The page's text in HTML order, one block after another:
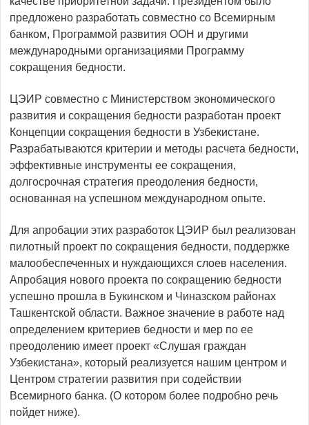
предложено разработать совместно со Всемирным
банком, Программой развития ООН и другими
международными организациями Программу
сокращения бедности.
ЦЭИР совместно с Министерством экономического
развития и сокращения бедности разработан проект
Концепции сокращения бедности в Узбекистане.
Разрабатываются критерии и методы расчета бедности,
эффективные инструменты ее сокращения,
долгосрочная стратегия преодоления бедности,
основанная на успешном международном опыте.
Для апробации этих разработок ЦЭИР был реализован
пилотный проект по сокращения бедности, поддержке
малообеспеченных и нуждающихся слоев населения.
Апробация нового проекта по сокращению бедности
успешно прошла в Букинском и Чиназском районах
Ташкентской области. Важное значение в работе над
определением критериев бедности и мер по ее
преодолению имеет проект «Слушая граждан
Узбекистана», который реализуется нашим центром и
Центром стратегии развития при содействии
Всемирного банка. (О котором более подробно речь
пойдет ниже).